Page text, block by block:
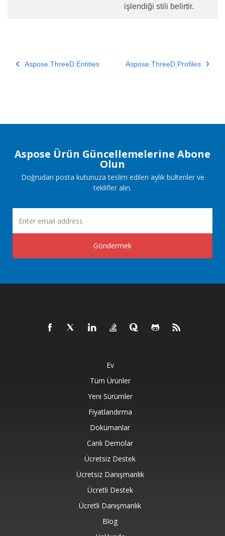
işlendiği stili belirtir.
Aspose.ThreeD.Entities Aspose.ThreeD.Profiles
Aspose Ürün Güncellemelerine Abone
Olun
Doğrudan posta kutunuza teslim edilen aylık bültenler ve
teklifler alın.
Göndermek
Ev
Tüm Ürünler
Yeni Sürümler
Fiyatlandırma
Dokümanlar
Canlı Demolar
Ücretsiz Destek
Ücretsiz Danışmanlık
Ücretli Destek
Ücretli Danışmanlık
Blog